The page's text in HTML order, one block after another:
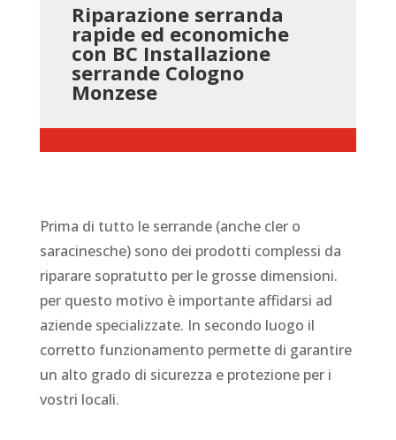
Riparazione serranda
rapide ed economiche
con BC Installazione
serrande Cologno
Monzese
Prima di tutto le serrande (anche cler o
saracinesche) sono dei prodotti complessi da
riparare sopratutto per le grosse dimensioni.
per questo motivo è importante affidarsi ad
aziende specializzate. In secondo luogo il
corretto funzionamento permette di garantire
un alto grado di sicurezza e protezione per i
vostri locali.